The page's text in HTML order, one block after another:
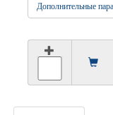
Дополнительные